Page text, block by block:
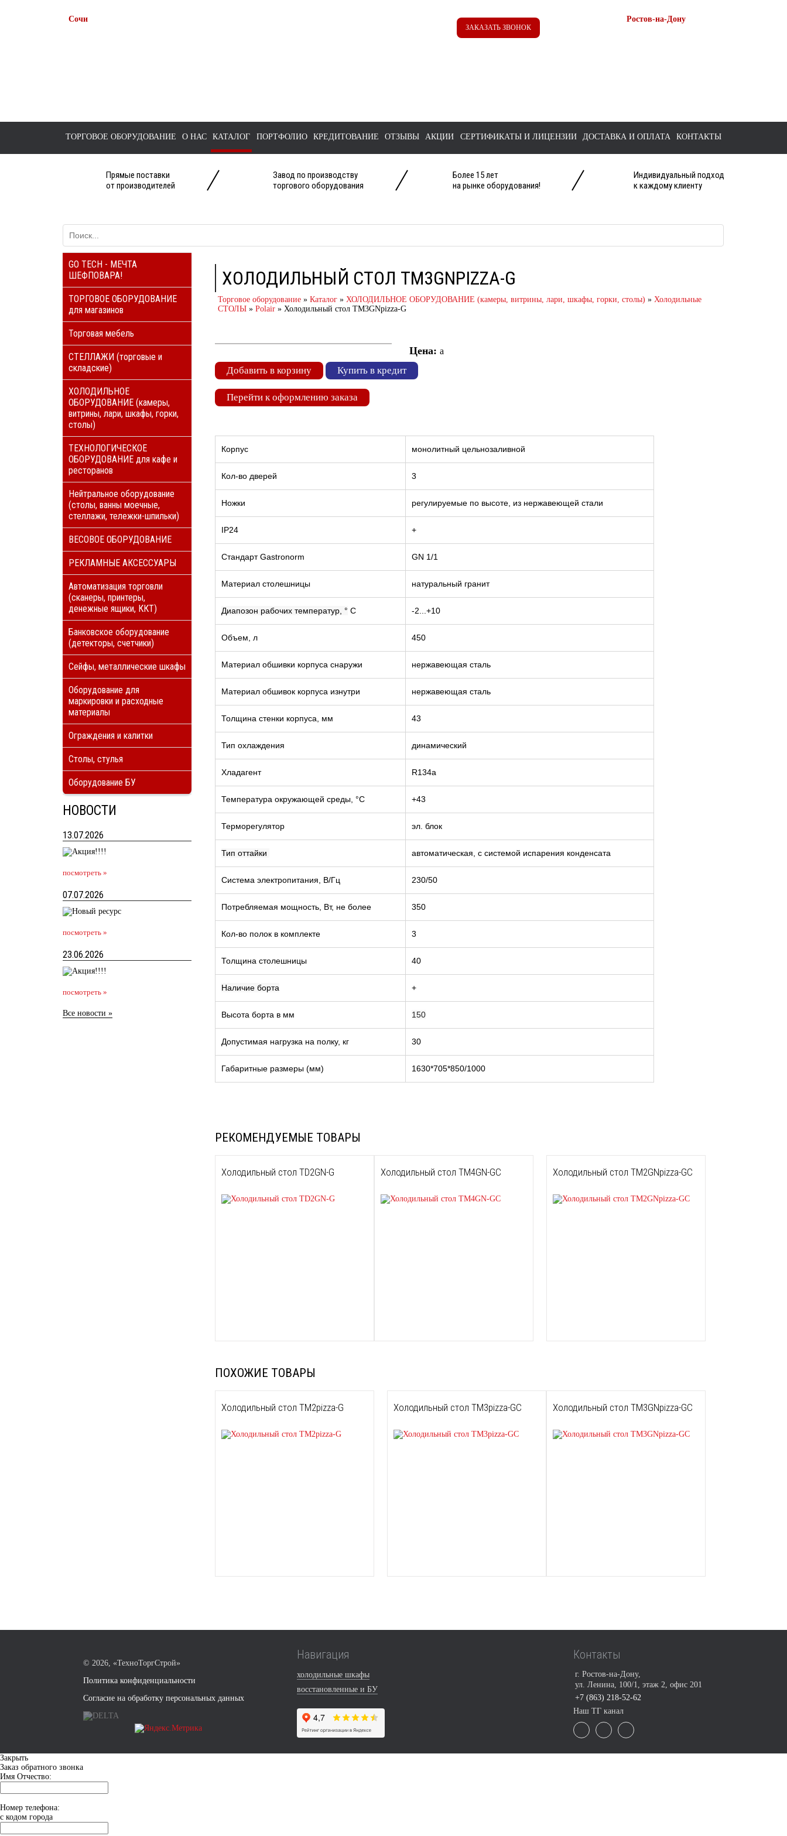
Сочи
ЗАКАЗАТЬ ЗВОНОК
Ростов-на-Дону
ТОРГОВОЕ ОБОРУДОВАНИЕ О НАС КАТАЛОГ ПОРТФОЛИО КРЕДИТОВАНИЕ ОТЗЫВЫ АКЦИИ СЕРТИФИКАТЫ И ЛИЦЕНЗИИ ДОСТАВКА И ОПЛАТА КОНТАКТЫ
Прямые поставки
от производителей
Завод по производству
торгового оборудования
Более 15 лет
на рынке оборудования!
Индивидуальный подход
к каждому клиенту
GO TECH - МЕЧТА
ШЕФПОВАРА!
ТОРГОВОЕ ОБОРУДОВАНИЕ
для магазинов
Торговая мебель
СТЕЛЛАЖИ (торговые и
складские)
ХОЛОДИЛЬНОЕ
ОБОРУДОВАНИЕ (камеры,
витрины, лари, шкафы, горки,
столы)
ТЕХНОЛОГИЧЕСКОЕ
ОБОРУДОВАНИЕ для кафе и
ресторанов
Нейтральное оборудование
(столы, ванны моечные,
стеллажи, тележки-шпильки)
ВЕСОВОЕ ОБОРУДОВАНИЕ
РЕКЛАМНЫЕ АКСЕССУАРЫ
Автоматизация торговли
(сканеры, принтеры,
денежные ящики, ККТ)
Банковское оборудование
(детекторы, счетчики)
Сейфы, металлические шкафы
Оборудование для
маркировки и расходные
материалы
Ограждения и калитки
Столы, стулья
Оборудование БУ
НОВОСТИ
13.07.2026
посмотреть »
07.07.2026
посмотреть »
23.06.2026
посмотреть »
Все новости »
ХОЛОДИЛЬНЫЙ СТОЛ TM3GNPIZZA-G
Торговое оборудование » Каталог » ХОЛОДИЛЬНОЕ ОБОРУДОВАНИЕ (камеры, витрины, лари, шкафы, горки, столы) » Холодильные
СТОЛЫ » Polair » Холодильный стол TM3GNpizza-G
Цена: a
Добавить в корзину Купить в кредит
Перейти к оформлению заказа
Корпус монолитный цельнозаливной
Кол-во дверей 3
Ножки регулируемые по высоте, из нержавеющей стали
IP24 +
Стандарт Gastronorm GN 1/1
Материал столешницы натуральный гранит
Диапозон рабочих температур, ° С -2...+10
Объем, л 450
Материал обшивки корпуса снаружи нержавеющая сталь
Материал обшивок корпуса изнутри нержавеющая сталь
Толщина стенки корпуса, мм 43
Тип охлаждения динамический
Хладагент R134a
Температура окружающей среды, °С +43
Терморегулятор эл. блок
Тип оттайки автоматическая, с системой испарения конденсата
Система электропитания, В/Гц 230/50
Потребляемая мощность, Вт, не более 350
Кол-во полок в комплекте 3
Толщина столешницы 40
Наличие борта +
Высота борта в мм 150
Допустимая нагрузка на полку, кг 30
Габаритные размеры (мм) 1630*705*850/1000
РЕКОМЕНДУЕМЫЕ ТОВАРЫ
Холодильный стол TD2GN-G Холодильный стол TM4GN-GС Холодильный стол TM2GNpizza-GС
ПОХОЖИЕ ТОВАРЫ
Холодильный стол TM2pizza-G Холодильный стол TM3pizza-GС Холодильный стол TM3GNpizza-GС
© 2026, «ТехноТоргСтрой»
Политика конфиденциальности
Согласие на обработку персональных данных
Навигация
холодильные шкафы
восстановленные и БУ
Контакты
г. Ростов-на-Дону,
ул. Ленина, 100/1, этаж 2, офис 201
+7 (863) 218-52-62
Наш ТГ канал
Закрыть
Заказ обратного звонка
Имя Отчество:
Номер телефона:
с кодом города